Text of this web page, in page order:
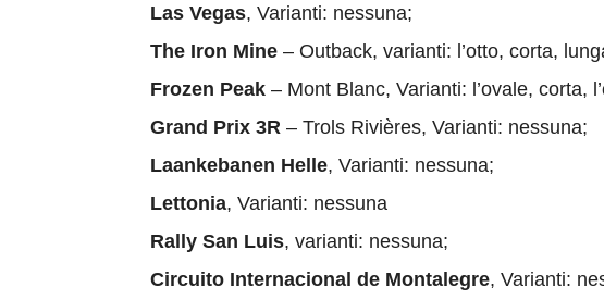
Las Vegas, Varianti: nessuna;
The Iron Mine – Outback, varianti: l’otto, corta,
Frozen Peak – Mont Blanc, Varianti: l’ovale, corta,
Grand Prix 3R – Trols Rivières, Varianti: nessuna;
Laankebanen Helle, Varianti: nessuna;
Lettonia, Varianti: nessuna
Rally San Luis, varianti: nessuna;
Circuito Internacional de Montalegre, Varianti: